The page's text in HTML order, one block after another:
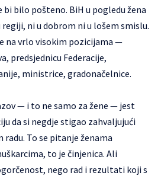
bilo pošteno. BiH u pogledu žena
ni u dobrom ni u lošem smislu.
na vrlo visokim pozicijama —
predsjednicu Federacije,
ministrice, gradonačelnice.
— i to ne samo za žene — jest
da si negdje stigao zahvaljujući
To se pitanje ženama
to je činjenica. Ali
nego rad i rezultati koji s